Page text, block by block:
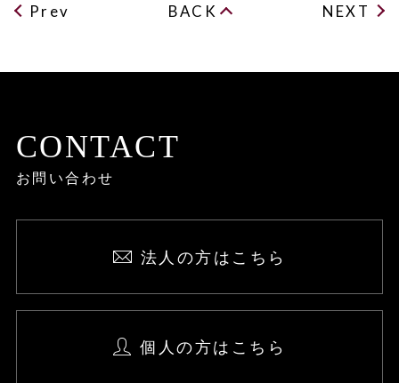
Prev BACK NEXT
CONTACT
お問い合わせ
法人の方はこちら
個人の方はこちら